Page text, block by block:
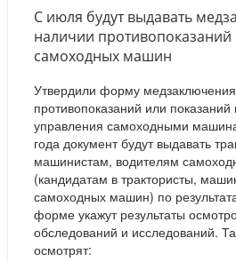
С июля будут выдавать
наличии
самоходных машин
Утвердили форму
противопоказаний или
управления самоходными
года документ будут выдавать
машинистам, водителям
(кандидатам в трактористы,
самоходных машин) по
форме укажут результаты
обследований и исследований.
осмотрят: